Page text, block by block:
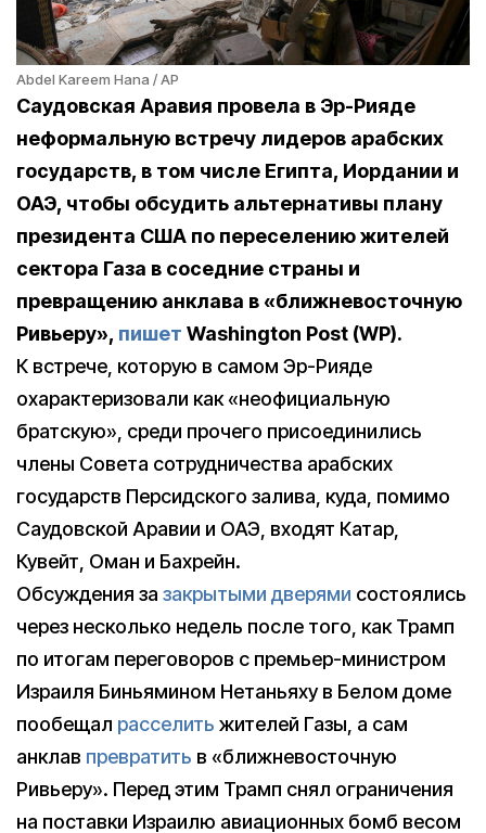
Abdel Kareem Hana / AP
Саудовская Аравия провела в Эр-Рияде
неформальную встречу лидеров арабских
государств, в том числе Египта, Иордании и
ОАЭ, чтобы обсудить альтернативы плану
президента США по переселению жителей
сектора Газа в соседние страны и
превращению анклава в «ближневосточную
Ривьеру», пишет Washington Post (WP).
К встрече, которую в самом Эр-Рияде
охарактеризовали как «неофициальную
братскую», среди прочего присоединились
члены Совета сотрудничества арабских
государств Персидского залива, куда, помимо
Саудовской Аравии и ОАЭ, входят Катар,
Кувейт, Оман и Бахрейн.
Обсуждения за закрытыми дверями состоялись
через несколько недель после того, как Трамп
по итогам переговоров с премьер-министром
Израиля Биньямином Нетаньяху в Белом доме
пообещал расселить жителей Газы, а сам
анклав превратить в «ближневосточную
Ривьеру». Перед этим Трамп снял ограничения
на поставки Израилю авиационных бомб весом